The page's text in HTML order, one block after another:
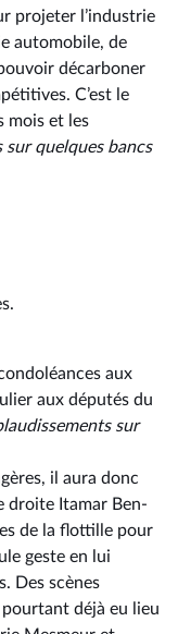
projeter l’industrie
automobile, de
décarboner
C’est le
mois et les
sur quelques bancs
aux
aux députés du
sur
il aura donc
droite Itamar Ben-
de la flottille pour
geste en lui
Des scènes
déjà eu lieu